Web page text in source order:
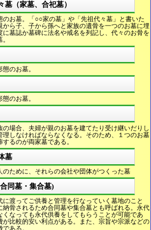
墓（家墓、合祀墓）
のお墓。「○○家の墓」や「先祖代々墓」と書いた
から子、子から孫へと家族の遺骨を一つのお墓に埋
に墓誌か墓碑に法名や戒名を列記し、代々のお骨を
のお墓。
のお墓。
の場合、夫婦が親のお墓を建てたり受け継いだりし
理しなければならなくなる。そのため、１つのお墓
るのが両家墓である。
墓
のために、それらの会社や団体がつくった墓
同墓・集合墓)
渡ってご供養と管理を行なっていく墓地のこと
納骨されるため合同墓や集合墓とも呼ばれる。永代
くなっても永代供養をしてもらうことが可能であ
が比較的安い利点がある。また、宗旨や宗派などの
ある。